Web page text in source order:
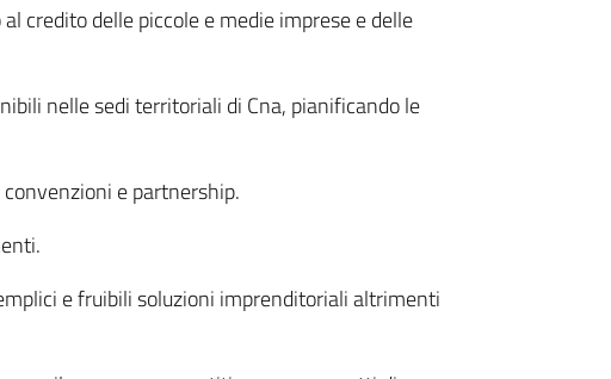
credito delle piccole e medie imprese e delle
nelle sedi territoriali di Cna, pianificando le
e partnership.
e fruibili soluzioni imprenditoriali altrimenti